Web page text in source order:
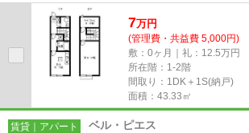
な立地の物件です。ごみ捨ての煩...
7万円
(管理費・共益費 5,000円)
敷：0ヶ月｜礼：12.5万円
所在階：1-2階
間取り：1DK＋1S(納戸)
面積：43.33㎡
賃貸｜アパート ベル・ピエス